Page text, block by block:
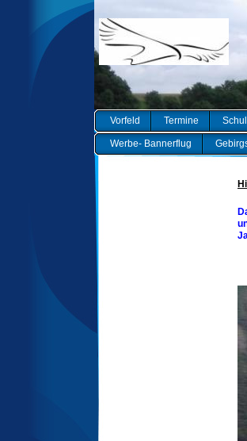
Vorfeld Termine
Werbe- Bannerflug